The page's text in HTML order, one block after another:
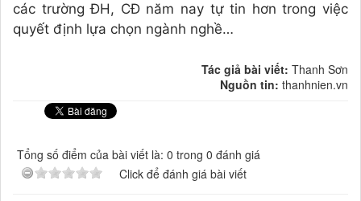
các trường ĐH, CĐ năm nay tự tin hơn trong việc
quyết định lựa chọn ngành nghề…
Tác giả bài viết: Thanh Sơn
Nguồn tin: thanhnien.vn
Tổng số điểm của bài viết là: 0 trong 0 đánh giá
Click để đánh giá bài viết